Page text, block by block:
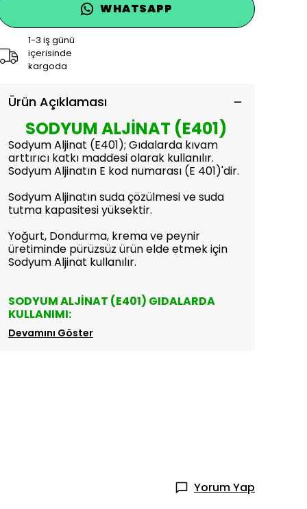
WHATSAPP
1-3 iş günü
içerisinde
kargoda
Ürün Açıklaması
SODYUM ALJİNAT (E401)
Sodyum Aljinat (E401); Gıdalarda kıvam
arttırıcı katkı maddesi olarak kullanılır.
Sodyum Aljinatın E kod numarası (E 401)'dir.
Sodyum Aljinatın suda çözülmesi ve suda
tutma kapasitesi yüksektir.
Yoğurt, Dondurma, krema ve peynir
üretiminde pürüzsüz ürün elde etmek için
Sodyum Aljinat kullanılır.
SODYUM ALJİNAT (E401) GIDALARDA
KULLANIMI:
Devamını Göster
Yorum Yap